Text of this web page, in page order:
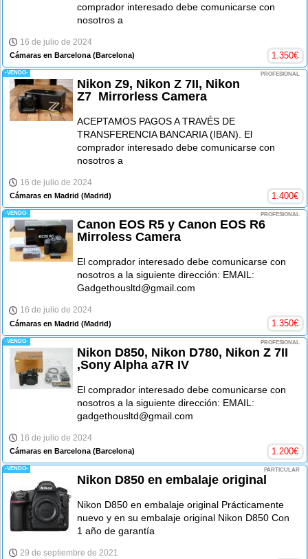
comprador interesado debe comunicarse con
nosotros a
16 de julio de 2024
Cámaras en Barcelona (Barcelona) 1.350€
-VENDO- PROFESIONAL
Nikon Z9, Nikon Z 7II, Nikon
Z7 Mirrorless Camera
ACEPTAMOS PAGOS A TRAVÉS DE
TRANSFERENCIA BANCARIA (IBAN). El
comprador interesado debe comunicarse con
nosotros a
16 de julio de 2024
Cámaras en Madrid (Madrid) 1.400€
-VENDO- PROFESIONAL
Canon EOS R5 y Canon EOS R6
Mirroless Camera
El comprador interesado debe comunicarse con
nosotros a la siguiente dirección: EMAIL:
Gadgethousltd@gmail.com
16 de julio de 2024
Cámaras en Madrid (Madrid) 1.350€
-VENDO- PROFESIONAL
Nikon D850, Nikon D780, Nikon Z 7II
,Sony Alpha a7R IV
El comprador interesado debe comunicarse con
nosotros a la siguiente dirección: EMAIL:
gadgethousltd@gmail.com
16 de julio de 2024
Cámaras en Barcelona (Barcelona) 1.200€
-VENDO- PARTICULAR
Nikon D850 en embalaje original
Nikon D850 en embalaje original Prácticamente
nuevo y en su embalaje original Nikon D850 Con
1 año de garantía
29 de septiembre de 2021